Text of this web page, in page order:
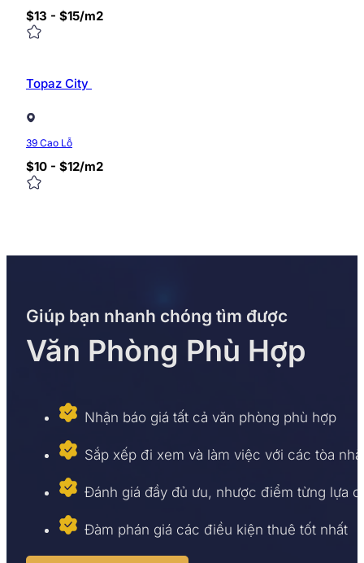
$13 - $15/m2
Topaz City
39 Cao Lỗ
$10 - $12/m2
Giúp bạn nhanh chóng tìm được
Văn Phòng Phù Hợp
Nhận báo giá tất cả văn phòng phù hợp
Sắp xếp đi xem và làm việc với các tòa nhà
Đánh giá đầy đủ ưu, nhược điểm từng lựa
Đàm phán giá các điều kiện thuê tốt nhất